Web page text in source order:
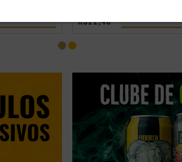
R$22,48 CONHEÇA O